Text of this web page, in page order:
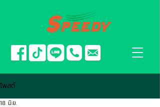
โพสต์
18 มิ.ย.